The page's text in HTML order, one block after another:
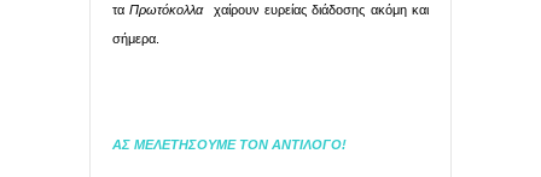
ταΠρωτόκολλα χαίρουν ευρείας διάδοσης ακόμη και
σήμερα.
ΑΣ ΜΕΛΕΤΗΣΟΥΜΕ ΤΟΝ ΑΝΤΙΛΟΓΟ!